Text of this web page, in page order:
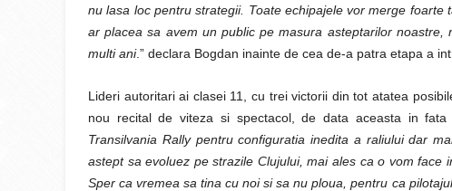
nu lasa loc pentru strategii. Toate echipajele vor merge
ar placea sa avem un public pe masura asteptarilor
multi ani.” declara Bogdan inainte de cea de-a patra etapa a
Lideri autoritari ai clasei 11, cu trei victorii din tot atatea
nou recital de viteza si spectacol, de data aceasta in fata
Transilvania Rally pentru configuratia inedita a raliului dar
astept sa evoluez pe strazile Clujului, mai ales ca o vom face
Sper ca vremea sa tina cu noi si sa nu ploua, pentru ca